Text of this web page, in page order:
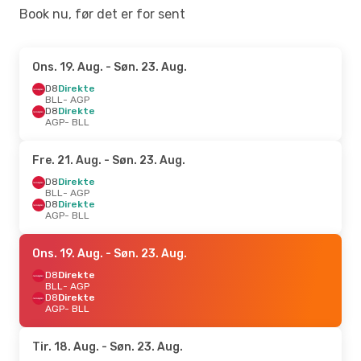
Book nu, før det er for sent
Ons. 19. Aug. - Søn. 23. Aug.
D8Direkte
BLL- AGP
D8Direkte
AGP- BLL
Fre. 21. Aug. - Søn. 23. Aug.
D8Direkte
BLL- AGP
D8Direkte
AGP- BLL
Ons. 19. Aug. - Søn. 23. Aug.
D8Direkte
BLL- AGP
D8Direkte
AGP- BLL
Tir. 18. Aug. - Søn. 23. Aug.